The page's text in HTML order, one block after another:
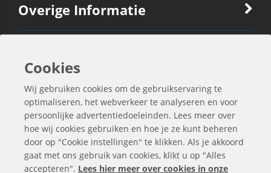
Overige Informatie
Ook Interessant
Contactgegevens
Cookies
Wij gebruiken cookies om de gebruikservaring te
optimaliseren, het webverkeer te analyseren en voor
persoonlijke advertentiedoeleinden. Lees meer over
hoe wij cookies gebruiken en hoe je ze kunt beheren
door op "Cookie instellingen" te klikken. Als je akkoord
gaat met ons gebruik van cookies, klikt u op "Alles
accepteren". Lees hier meer over cookies in onze